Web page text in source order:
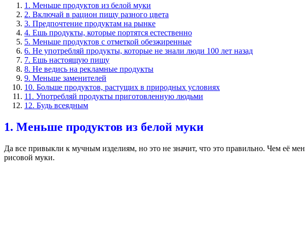
1. Меньше продуктов из белой муки
2. Включай в рацион пищу разного цвета
3. Предпочтение продуктам на рынке
4. Ешь продукты, которые портятся естественно
5. Меньше продуктов с отметкой обезжиренные
6. Не употребляй продукты, которые не знали люди 100 лет назад
7. Ешь настоящую пищу
8. Не ведись на рекламные продукты
9. Меньше заменителей
10. Больше продуктов, растущих в природных условиях
11. Употребляй продукты приготовленную людьми
12. Будь всеядным
1. Меньше продуктов из белой муки
Да все привыкли к мучным изделиям, но это не значит, что это правильно. Чем её
рисовой муки.